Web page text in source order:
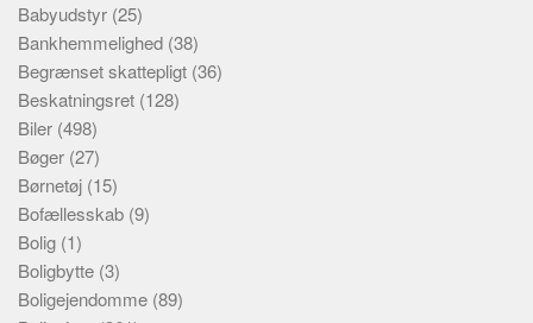
Babyudstyr (25)
Bankhemmelighed (38)
Begrænset skattepligt (36)
Beskatningsret (128)
Biler (498)
Bøger (27)
Børnetøj (15)
Bofællesskab (9)
Bolig (1)
Boligbytte (3)
Boligejendomme (89)